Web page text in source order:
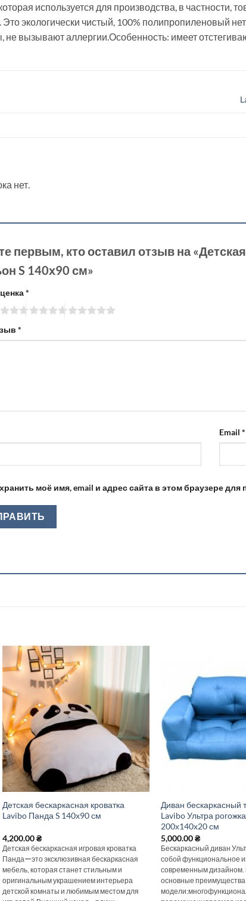
используется для производства, в частности,
Это экологически чистый, 100% полипропиленовый
не вызывают аллергии.Особенность: имеет
нет.
первым, кто оставил отзыв на
S 140х90 см»
*
*
Email *
моё имя, email и адрес сайта в этом браузере
Детская бескаркасная кроватка
Lavibo Панда S 140х90 см
4,200.00₴
Детская бескаркасная игровая кроватка
Пандаーэто эксклюзивная бескаркасная
мебель, которая станет стильным и
оригинальным украшением интерьера
детской комнаты и любимым местом для
Диван
Lavibo Ультра
200х140х20 см
5,000.00₴
Бескаркасный диван
собой функциональное
современным дизайном.
основные преимущества